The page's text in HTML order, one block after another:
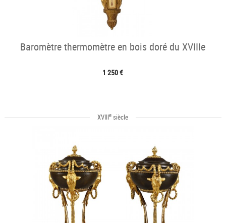
Baromètre thermomètre en bois doré du XVIIIe
1 250 €
XVIIIe siècle